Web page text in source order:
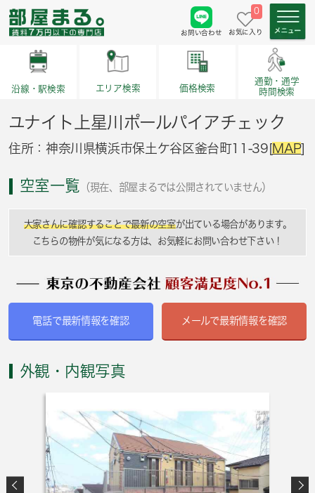
お問い合わせ
0
お気に入り
沿線・駅検索 エリア検索 価格検索
通勤・通学
時間検索
ユナイト上星川ポールパイアチェック
住所：神奈川県横浜市保土ケ谷区釜台町11-39[MAP]
空室一覧 （現在、部屋まるでは公開されていません）
大家さんに確認することで最新の空室が出ている場合があります。
こちらの物件が気になる方は、お気軽にお問い合わせ下さい！
電話で最新情報を確認 メールで最新情報を確認
外観・内観写真